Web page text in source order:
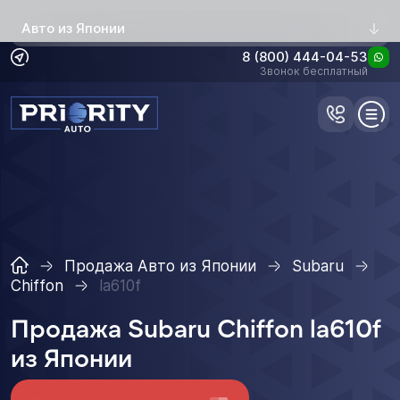
Авто из Японии
8 (800) 444-04-53
Звонок бесплатный
Продажа Авто из Японии
Subaru
Chiffon
la610f
Продажа Subaru Chiffon la610f
из Японии